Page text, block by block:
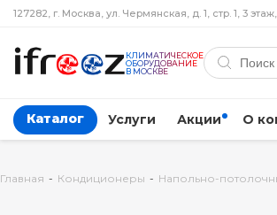
127282, г. Москва, ул. Чермянская, д. 1, стр. 1, 3
КЛИМАТИЧЕСКОЕ
ОБОРУДОВАНИЕ
В МОСКВЕ
Каталог Услуги Акции О
Главная - Кондиционеры - Напольно-